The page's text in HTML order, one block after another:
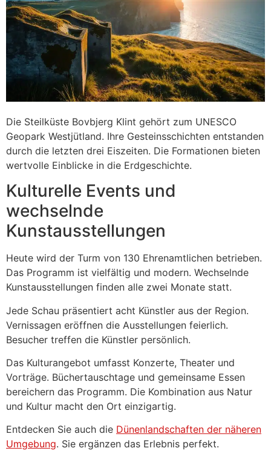
Die Steilküste Bovbjerg Klint gehört zum UNESCO
Geopark Westjütland. Ihre Gesteinsschichten entstanden
durch die letzten drei Eiszeiten. Die Formationen bieten
wertvolle Einblicke in die Erdgeschichte.
Kulturelle Events und
wechselnde
Kunstausstellungen
Heute wird der Turm von 130 Ehrenamtlichen betrieben.
Das Programm ist vielfältig und modern. Wechselnde
Kunstausstellungen finden alle zwei Monate statt.
Jede Schau präsentiert acht Künstler aus der Region.
Vernissagen eröffnen die Ausstellungen feierlich.
Besucher treffen die Künstler persönlich.
Das Kulturangebot umfasst Konzerte, Theater und
Vorträge. Büchertauschtage und gemeinsame Essen
bereichern das Programm. Die Kombination aus Natur
und Kultur macht den Ort einzigartig.
Entdecken Sie auch die Dünenlandschaften der näheren
Umgebung. Sie ergänzen das Erlebnis perfekt.